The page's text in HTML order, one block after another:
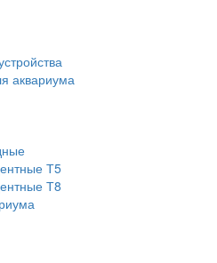
аквариума
Т5
Т8